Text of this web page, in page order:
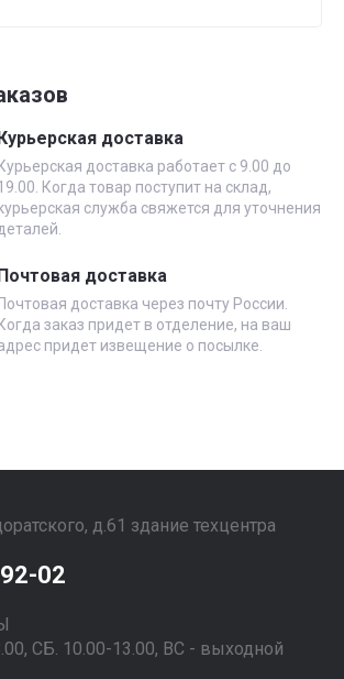
Курьерская доставка
Курьерская доставка работает с 9.00 до
Когда товар поступит на склад,
служба свяжется для уточнения
Почтовая доставка
Почтовая доставка через почту России.
Когда заказ придет в отделение, на ваш
придет извещение о посылке.
д.61 здание техцентра
02
СБ. 10.00-13.00, ВС - выходной